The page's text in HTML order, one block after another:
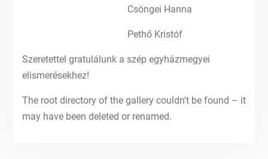
Csöngei Hanna
Pethő Kristóf
Szeretettel gratulálunk a szép egyházmegyei
elismerésekhez!
The root directory of the gallery couldn't be found – it
may have been deleted or renamed.